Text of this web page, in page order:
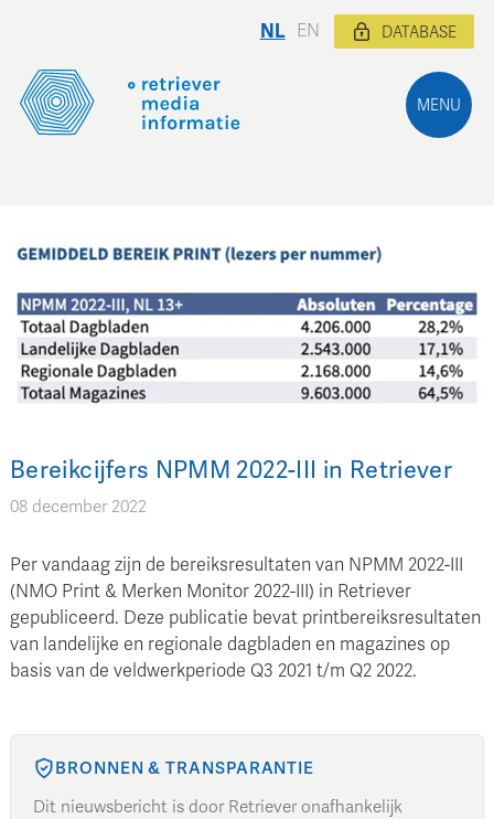
MENU
NL EN DATABASE
Bereikcijfers NPMM 2022-III in Retriever
08 december 2022
Per vandaag zijn de bereiksresultaten van NPMM 2022-III
(NMO Print & Merken Monitor 2022-III) in Retriever
gepubliceerd. Deze publicatie bevat printbereiksresultaten
van landelijke en regionale dagbladen en magazines op
basis van de veldwerkperiode Q3 2021 t/m Q2 2022.
BRONNEN & TRANSPARANTIE
Dit nieuwsbericht is door Retriever onafhankelijk